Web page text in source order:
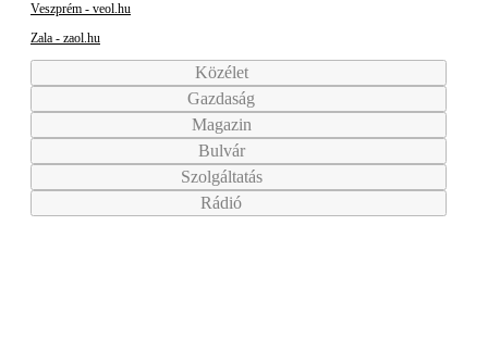
Veszprém - veol.hu
Zala - zaol.hu
Közélet
Gazdaság
Magazin
Bulvár
Szolgáltatás
Rádió